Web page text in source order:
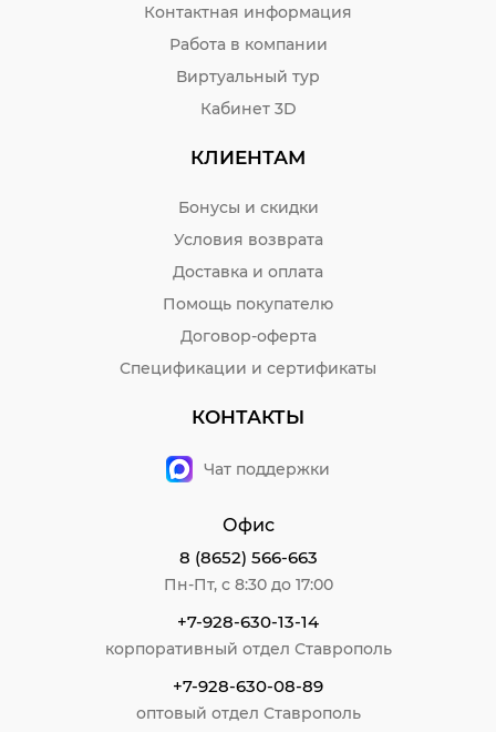
Контактная информация
Работа в компании
Виртуальный тур
Кабинет 3D
КЛИЕНТАМ
Бонусы и скидки
Условия возврата
Доставка и оплата
Помощь покупателю
Договор-оферта
Спецификации и сертификаты
КОНТАКТЫ
Чат поддержки
Офис
8 (8652) 566-663
Пн-Пт, с 8:30 до 17:00
+7-928-630-13-14
корпоративный отдел Ставрополь
+7-928-630-08-89
оптовый отдел Ставрополь